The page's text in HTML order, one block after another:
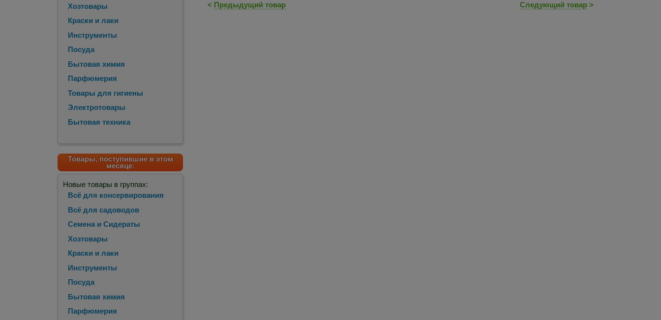
Хозтовары
Краски и лаки
Инструменты
Посуда
Бытовая химия
Парфюмерия
Товары для гигиены
Электротовары
Бытовая техника
Товары, поступившие в этом
месяце:
Новые товары в группах:
Всё для консервирования
Всё для садоводов
Семена и Сидераты
Хозтовары
Краски и лаки
Инструменты
Посуда
Бытовая химия
Парфюмерия
< Предыдущий товар Следующий товар >